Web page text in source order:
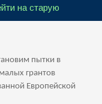
на старую
пытки в
грантов
Европейской